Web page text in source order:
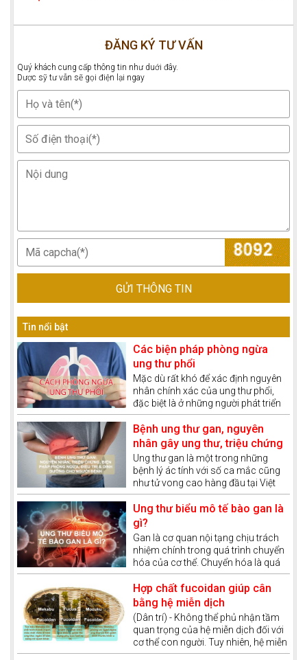
ĐĂNG KÝ TƯ VẤN
Quý khách cung cấp thông tin như duới đây.
Dược sỹ tư vẫn sẽ gọi điện lại ngay
GỬI THÔNG TIN
Tin nổi bật
Các biện pháp phòng ngừa
ung thư phổi
Mặc dù rất khó để xác định nguyên
nhân chính xác của ung thư phổi,
đặc biệt là ở những người phát triển
ung thư phổi mà không có bất kỳ
yếu tố nguy cơ nào được biết đến.
Tuy nhiên, có một số yếu tố liên
quan đến lối sống làm tăng nguy cơ
phát triển ung thư phổi và trên cơ sở
đó, chúng ta sẽ có cách phòng
ngừa căn bệnh này.
Bệnh ung thư gan, nguyên
nhân gây ung thư, triệu chứng
và phương pháp điều trị ung
thư gan
Ung thư gan là một trong những
bệnh lý ác tính với số ca mắc cũng
như tử vong cao hàng đầu tại Việt
Nam. Bệnh đang có xu hướng ngày
càng trẻ hóa, đe dọa tính mạng của
hàng triệu người nếu không được
phát hiện sớm và có phác đồ điều trị
phù hợp.
Ung thư biểu mô tế bào gan là
gì?
Gan là cơ quan nội tạng chịu trách
nhiệm chính trong quá trình chuyển
hóa của cơ thể. Chuyển hóa là quá
trình cơ thể chuyển đổi thức ăn, chất
dinh dưỡng thành năng lượng và các
hợp chất cần thiết cho sự sống. Gan
còn được xem như một “nhà máy xử
lý hóa chất” của cơ thể, giúp thải độc
tố và tổng hợp các chất quan trọng
như dịch mật, glycogen và protein
Hợp chất fucoidan giúp cân
bằng hệ miễn dịch
(Dân trí) - Không thể phủ nhận tầm
quan trọng của hệ miễn dịch đối với
cơ thể con người. Tuy nhiên, hệ miễn
dịch còn đóng vai trò quan trọng